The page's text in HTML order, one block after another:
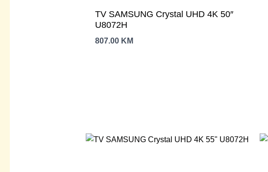
TV SAMSUNG Crystal UHD 4K 50″
U8072H
807.00 KM